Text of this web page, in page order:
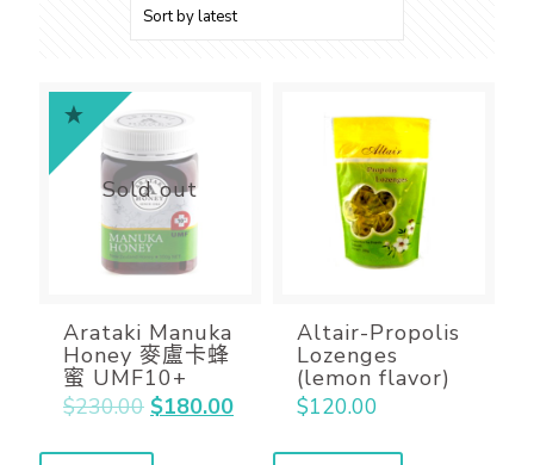
Sold out
Arataki Manuka
Honey 麥盧卡蜂
蜜 UMF10+
$230.00 $180.00
Altair-Propolis
Lozenges
(lemon flavor)
$120.00